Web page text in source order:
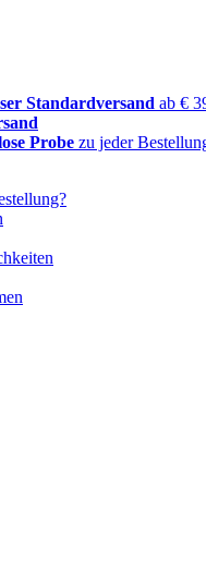
Standardversand ab €
Probe zu jeder